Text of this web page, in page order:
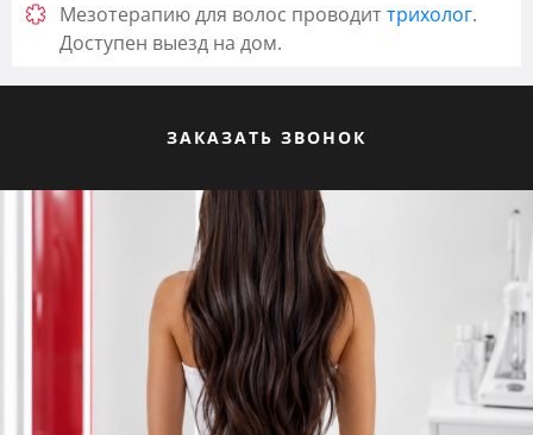
Мезотерапию для волос проводиттрихолог.
Доступен выезд на дом.
ЗАКАЗАТЬ ЗВОНОК